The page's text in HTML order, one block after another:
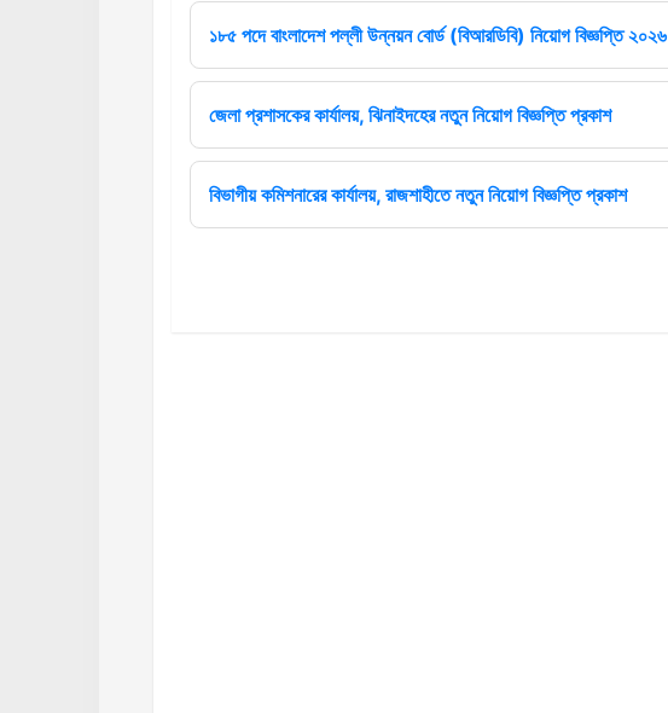
১৮৫ পদে বাংলাদেশ পল্লী উন্নয়ন বোর্ড (বিআরডিবি) নিয়োগ বিজ্ঞপ্তি ২০২৬
জেলা প্রশাসকের কার্যালয়, ঝিনাইদহের নতুন নিয়োগ বিজ্ঞপ্তি প্রকাশ
বিভাগীয় কমিশনারের কার্যালয়, রাজশাহীতে নতুন নিয়োগ বিজ্ঞপ্তি প্রকাশ